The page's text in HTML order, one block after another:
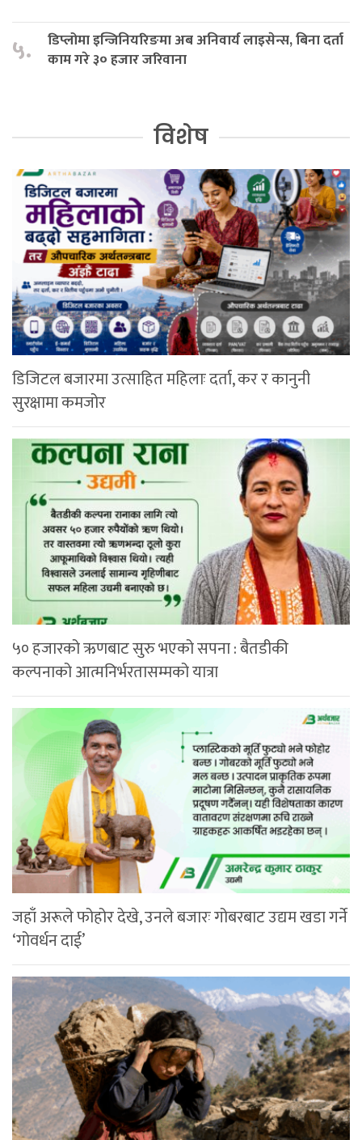
५.
डिप्लोमा इन्जिनियरिङमा अब अनिवार्य लाइसेन्स, बिना दर्ता
काम गरे ३० हजार जरिवाना
विशेष
डिजिटल बजारमा उत्साहित महिलाः दर्ता, कर र कानुनी
सुरक्षामा कमजोर
५० हजारको ऋणबाट सुरु भएको सपना : बैतडीकी
कल्पनाको आत्मनिर्भरतासम्मको यात्रा
जहाँ अरूले फोहोर देखे, उनले बजारः गोबरबाट उद्यम खडा गर्ने
‘गोवर्धन दाई’